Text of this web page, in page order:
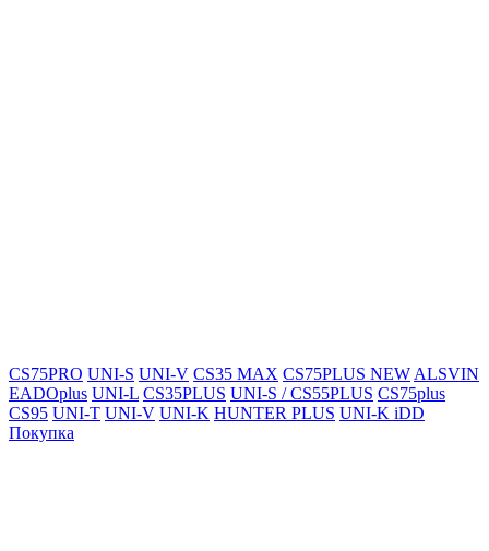
CS75PRO UNI-S UNI-V CS35 MAX CS75PLUS NEW ALSVIN
EADOplus UNI-L CS35PLUS UNI-S / CS55PLUS CS75plus
CS95 UNI-T UNI-V UNI-K HUNTER PLUS UNI-K iDD
Покупка